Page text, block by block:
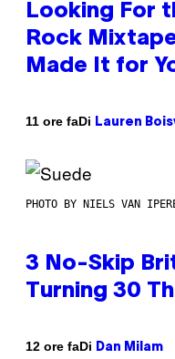
Looking For
Rock
Made It for
11 ore faDi Lauren
PHOTO BY NIELS VAN
3 No-Skip
Turning 30
12 ore faDi Dan Milam